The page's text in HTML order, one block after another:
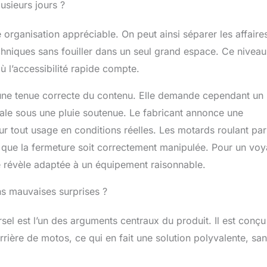
jours ?
appréciable. On peut ainsi séparer les
sans fouiller dans un seul grand espace. Ce
l’accessibilité rapide compte.
tenue correcte du contenu. Elle demande cependant un
sous une pluie soutenue. Le fabricant annonce une
tout usage en conditions réelles. Les motards roulant par
la fermeture soit correctement manipulée. Pour un
adaptée à un équipement raisonnable.
mauvaises surprises ?
est l’un des arguments centraux du produit. Il est conçu
de motos, ce qui en fait une solution polyvalente,